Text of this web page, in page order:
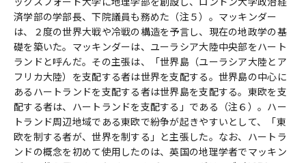
済学部の学部長、下院議員も務めた（注５）。マッキンダー
は、２度の世界大戦や冷戦の構造を予言し、現在の地政学の基
礎を築いた。マッキンダーは、ユーラシア大陸中央部をハート
ランドと呼んだ。その主張は、「世界島（ユーラシア大陸とア
フリカ大陸）を支配する者は世界を支配する。世界島の中心に
あるハートランドを支配する者は世界島を支配する。東欧を支
配する者は、ハートランドを支配する」である（注６）。ハー
トランド周辺地域である東欧で紛争が起きやすいとして、「東
欧を制する者が、世界を制する」と主張した。なお、ハートラ
ンドの概念を初めて使用したのは、英国の地理学者でマッキン